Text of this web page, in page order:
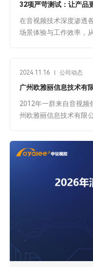
32项严苛测试：让产品
在音视频技术深度渗透
场景体验与工作效率，
统、分布式坐席节点、
32项严苛测试，以极致
2024.11.16 公司动态
广州欧雅丽信息技术有
2012年一群来自音视频
州欧雅丽信息技术有限
佳中控品牌、优秀矩阵